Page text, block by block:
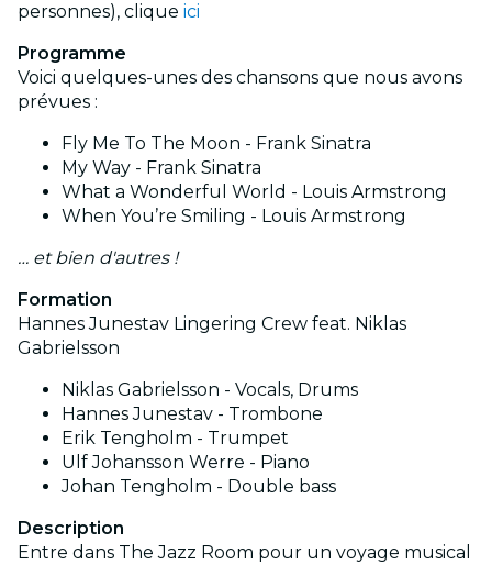
personnes), clique ici
Programme
Voici quelques-unes des chansons que nous avons
prévues :
Fly Me To The Moon - Frank Sinatra
My Way - Frank Sinatra
What a Wonderful World - Louis Armstrong
When You’re Smiling - Louis Armstrong
… et bien d'autres !
Formation
Hannes Junestav Lingering Crew feat. Niklas
Gabrielsson
Niklas Gabrielsson - Vocals, Drums
Hannes Junestav - Trombone
Erik Tengholm - Trumpet
Ulf Johansson Werre - Piano
Johan Tengholm - Double bass
Description
Entre dans The Jazz Room pour un voyage musical